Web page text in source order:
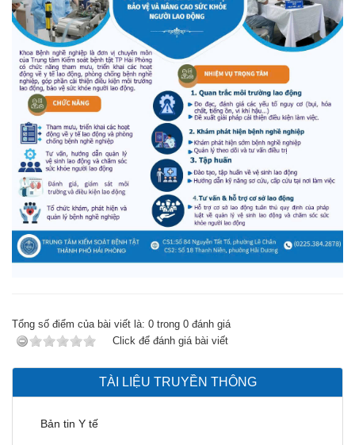
Tổng số điểm của bài viết là: 0 trong 0 đánh giá
Click để đánh giá bài viết
TÀI LIỆU TRUYỀN THÔNG
Bản tin Y tế